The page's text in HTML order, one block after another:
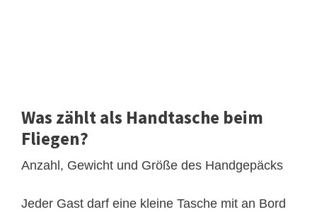
Was zählt als Handtasche beim
Fliegen?
Anzahl, Gewicht und Größe des Handgepäcks
Jeder Gast darf eine kleine Tasche mit an Bord